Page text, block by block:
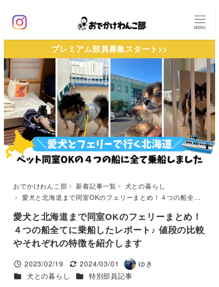
ン
ン
テ
ン
ツ
へ
移
動
MENU
プレミアム部員募集スタート>>
おでかけわんこ部 新着記事一覧
犬との暮らし
愛犬と北海道まで同室OKのフェリーまとめ！４つの船全てに乗船したレポート♪ 値段の比較やそれぞれの特徴を紹介します
愛犬と北海道まで同室OKのフェリーまとめ！
４つの船全てに乗船したレポート♪ 値段の比較
やそれぞれの特徴を紹介します
投稿日
2023/02/19
更新日
2024/03/01
著
者
ゆき
カテゴリー
犬との暮らし カテゴリー
特別部員記事